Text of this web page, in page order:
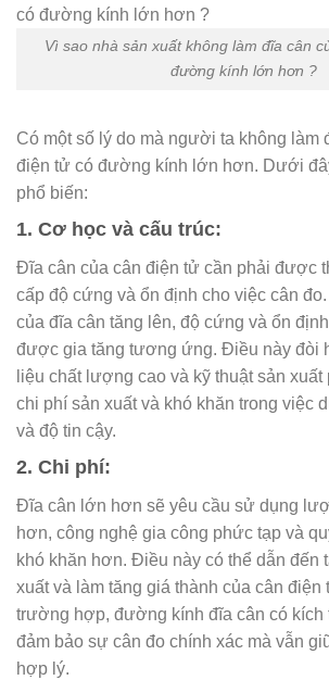
Vì sao nhà sản xuất không làm đĩa cân
đường kính lớn hơn ?
Có một số lý do mà người ta không làm
điện tử có đường kính lớn hơn. Dưới
phổ biến:
1. Cơ học và cấu trúc:
Đĩa cân của cân điện tử cần phải được
cấp độ cứng và ổn định cho việc cân
của đĩa cân tăng lên, độ cứng và ổn
được gia tăng tương ứng. Điều này đòi
liệu chất lượng cao và kỹ thuật sản
chi phí sản xuất và khó khăn trong việc
và độ tin cậy.
2. Chi phí:
Đĩa cân lớn hơn sẽ yêu cầu sử dụng
hơn, công nghệ gia công phức tạp và
khó khăn hơn. Điều này có thể dẫn đến
xuất và làm tăng giá thành của cân điện
trường hợp, đường kính đĩa cân có
đảm bảo sự cân đo chính xác mà vẫn
hợp lý.